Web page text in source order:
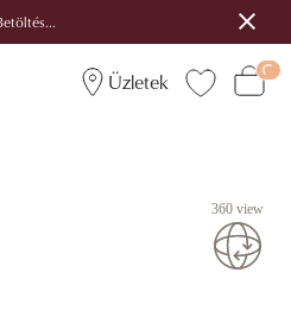
Üzletek
360 view